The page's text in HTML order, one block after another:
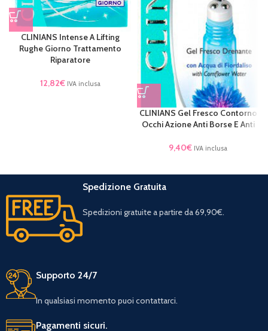
CLINIANS Intense A Lifting
Rughe Giorno Trattamento
Riparatore
12,82€ IVA inclusa
CLINIANS Gel Fresco Contorno
Occhi Azione Anti Borse E Anti
9,40€ IVA inclusa
Spedizione Gratuita
Spedizioni gratuite a partire da 69,90€.
Supporto 24/7
In qualsiasi momento puoi contattarci.
Pagamenti sicuri.